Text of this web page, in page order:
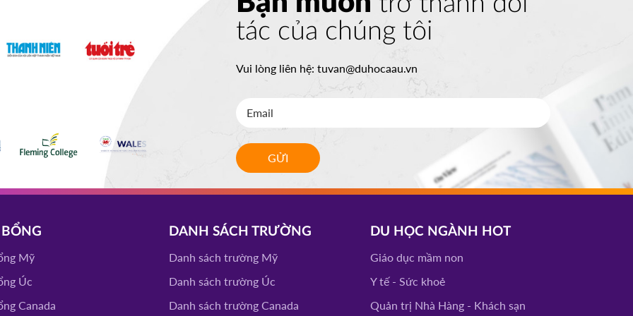
ĐĂNG KÝ
STATE
tác của chúng tôi
Vui lòng liên hệ: tuvan@duhocaau.vn
GỬI
Mỹ
Úc
Canada
DANH SÁCH TRƯỜNG
Danh sách trường Mỹ
Danh sách trường Úc
Danh sách trường Canada
DU HỌC NGÀNH HOT
Giáo dục mầm non
Y tế - Sức khoẻ
Quản trị Nhà Hàng - Khách sạn